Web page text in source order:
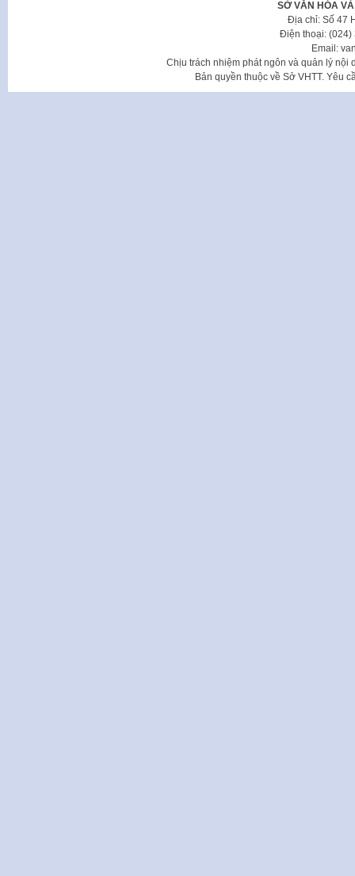
SỞ VĂN HÓA
Địa chỉ: Số 47
Điện thoại: (024)
Email:
Chịu trách nhiệm phát ngôn và quản lý nội
Bản quyền thuộc về Sở VHTT. Yêu